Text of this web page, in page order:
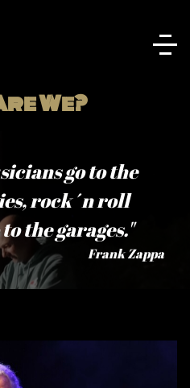
We?
go to the
rock´n roll
the garages."
Frank Zappa